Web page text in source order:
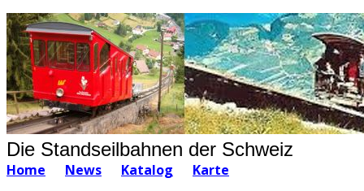
Die Standseilbahnen der Schweiz
Home News Katalog
Karte